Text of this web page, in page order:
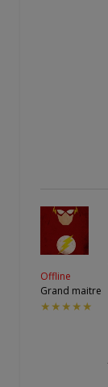
Offline
Grand maitre
★★★★★